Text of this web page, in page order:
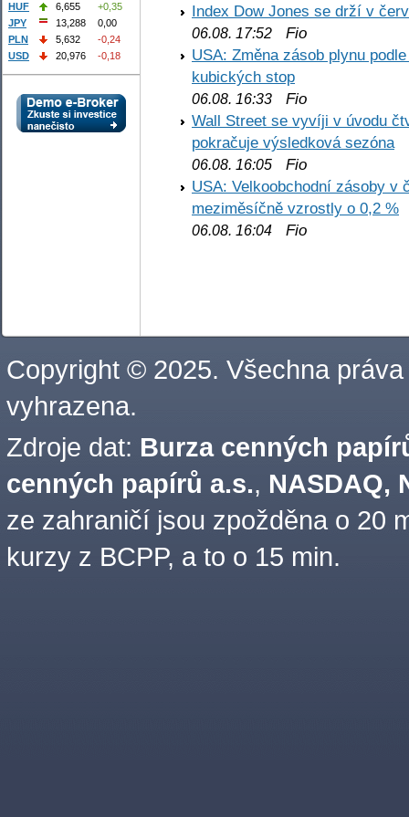
Index Dow Jones se drží v
06.08. 17:52 Fio
USA: Změna zásob plynu
kubických stop
06.08. 16:33 Fio
Wall Street se vyvíji v úvodu
pokračuje výsledková sezóna
06.08. 16:05 Fio
USA: Velkoobchodní zásoby v
meziměsíčně vzrostly o 0,2 %
06.08. 16:04 Fio
HUF
6,655
+0,35
JPY
13,288
0,00
PLN
5,632
-0,24
USD
20,976 -0,18
Copyright © 2025. Všechna práva
vyhrazena.
Zdroje dat: Burza cenných
cenných papírů a.s., NASDAQ,
ze zahraničí jsou zpožděna o 20
kurzy z BCPP, a to o 15 min.